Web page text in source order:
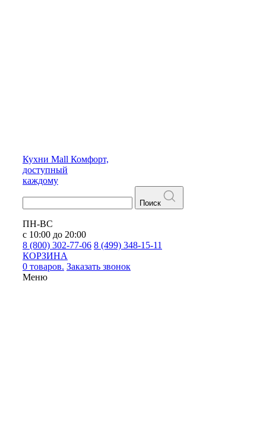
Кухни Mall Комфорт,
доступный
каждому
Поиск
ПН-ВС
с 10:00 до 20:00
8 (800) 302-77-06 8 (499) 348-15-11
КОРЗИНА
0 товаров. Заказать звонок
Меню